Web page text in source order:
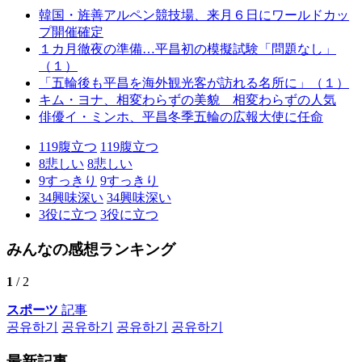
韓国・旌善アルペン競技場、来月６日にワールドカッ
プ開催確定
１カ月徹夜の準備…平昌初の模擬試験「問題なし」
（１）
「五輪後も平昌を海外観光客が訪れる名所に」（１）
キム・ヨナ、相変わらずの美貌 相変わらずの人気
俳優イ・ミンホ、平昌冬季五輪の広報大使に任命
119腹立つ 119腹立つ
8悲しい 8悲しい
9すっきり 9すっきり
34興味深い 34興味深い
3役に立つ 3役に立つ
みんなの感想ランキング
1 / 2
スポーツ 記事
공유하기
공유하기 공유하기 공유하기